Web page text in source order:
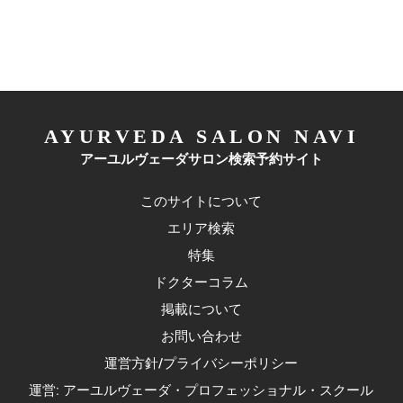
AYURVEDA SALON NAVI
アーユルヴェーダサロン検索予約サイト
このサイトについて
エリア検索
特集
ドクターコラム
掲載について
お問い合わせ
運営方針/プライバシーポリシー
運営: アーユルヴェーダ・プロフェッショナル・スクール